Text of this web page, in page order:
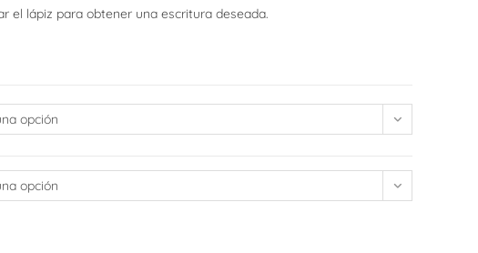
el lápiz para obtener una escritura deseada.
opción
opción